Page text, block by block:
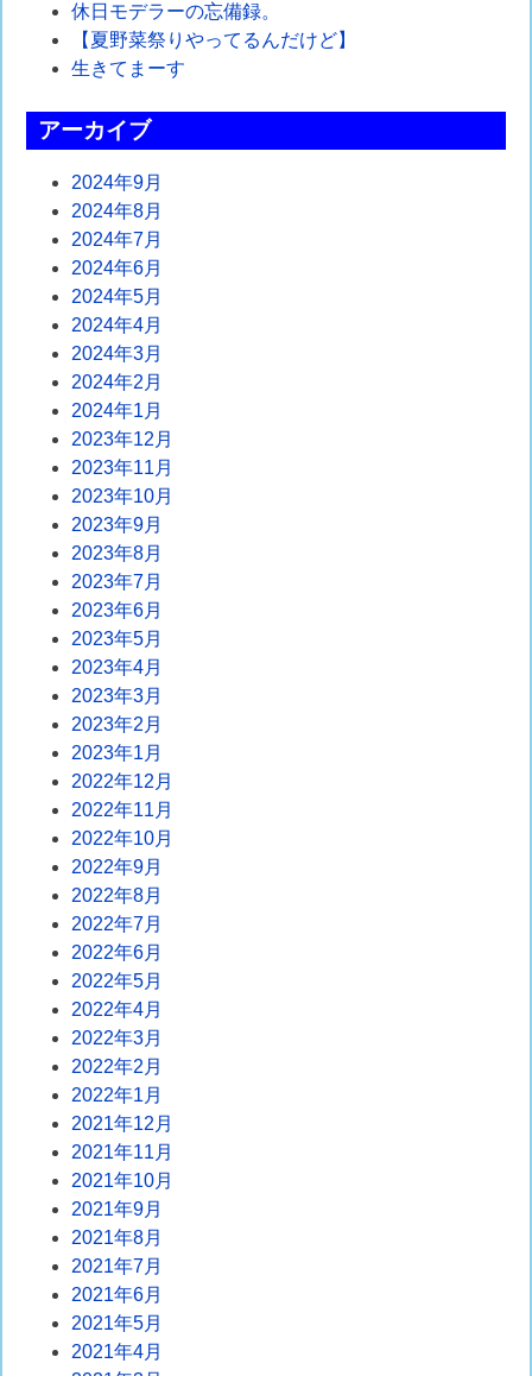
シ
ョ
ン
休日モデラーの忘備録。
【夏野菜祭りやってるんだけど】
生きてまーす
アーカイブ
2024年9月
2024年8月
2024年7月
2024年6月
2024年5月
2024年4月
2024年3月
2024年2月
2024年1月
2023年12月
2023年11月
2023年10月
2023年9月
2023年8月
2023年7月
2023年6月
2023年5月
2023年4月
2023年3月
2023年2月
2023年1月
2022年12月
2022年11月
2022年10月
2022年9月
2022年8月
2022年7月
2022年6月
2022年5月
2022年4月
2022年3月
2022年2月
2022年1月
2021年12月
2021年11月
2021年10月
2021年9月
2021年8月
2021年7月
2021年6月
2021年5月
2021年4月